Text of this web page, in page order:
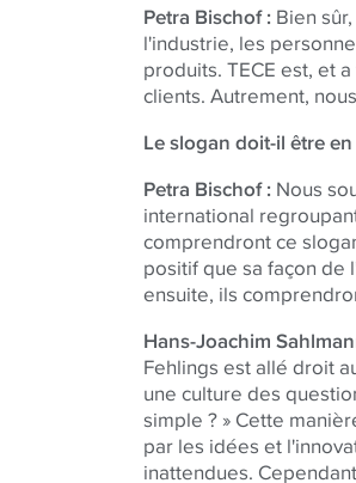
Petra Bischof : Bien
l'industrie, les
produits. TECE est, et
clients. Autrement,
Le slogan doit-il être
Petra Bischof : Nous
international
comprendront ce
positif que sa façon de
ensuite, ils
Hans-Joachim
Fehlings est allé droit
une culture des
simple ? » Cette
par les idées et
inattendues.